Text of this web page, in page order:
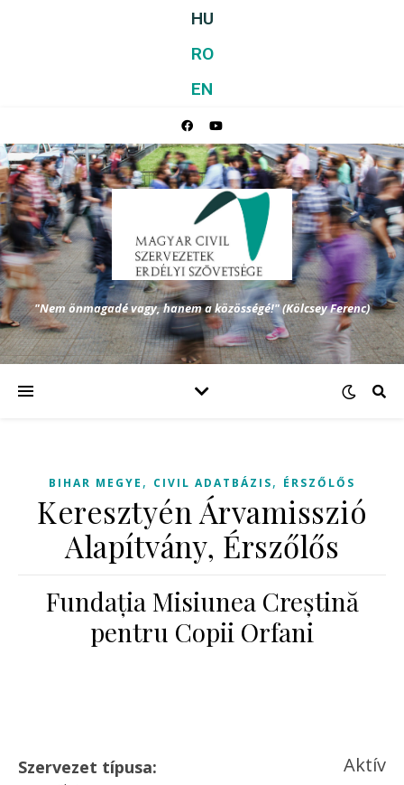
HU
RO
EN
"Nem önmagadé vagy, hanem a közösségé!" (Kölcsey Ferenc)
BIHAR MEGYE , CIVIL ADATBÁZIS, ÉRSZŐLŐS
Keresztyén Árvamisszió
Alapítvány, Érszőlős
Fundația Misiunea Creștină
pentru Copii Orfani
Szervezet típusa: Aktív